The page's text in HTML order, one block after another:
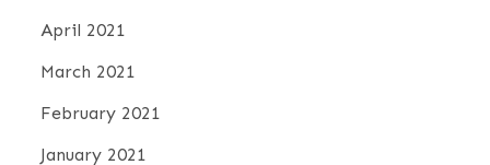
April 2021
March 2021
February 2021
January 2021